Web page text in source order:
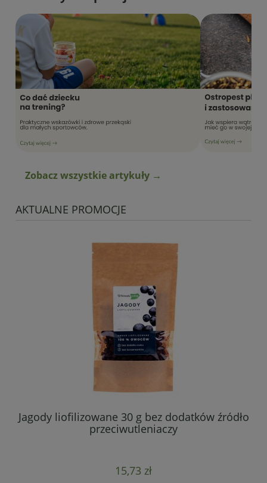
Zobacz wszystkie artykuły →
AKTUALNE PROMOCJE
Jagody liofilizowane 30 g bez dodatków źródło
przeciwutleniaczy
15,73 zł